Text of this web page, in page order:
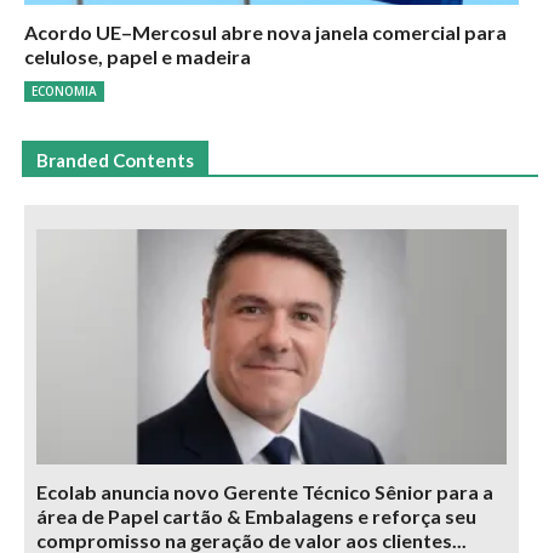
Acordo UE–Mercosul abre nova janela comercial para
celulose, papel e madeira
ECONOMIA
Branded Contents
Ecolab anuncia novo Gerente Técnico Sênior para a
área de Papel cartão & Embalagens e reforça seu
compromisso na geração de valor aos clientes...